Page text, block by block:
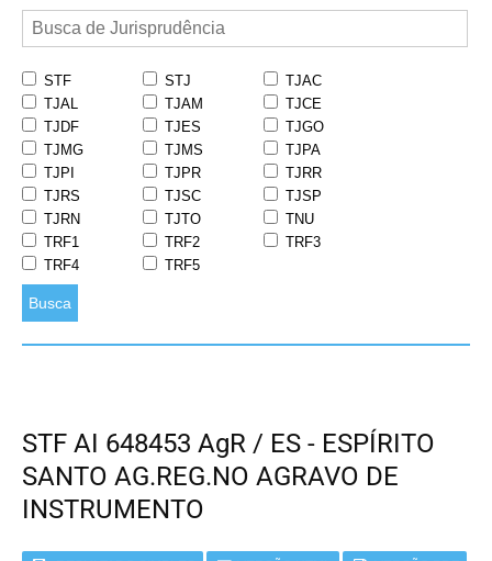
STF STJ
TJAC
TJAL
TJAM
TJCE
TJDF
TJES
TJGO
TJMG
TJMS
TJPA
TJPI
TJPR
TJRR
TJRS
TJSC
TJSP
TJRN
TJTO
TNU
TRF1
TRF2
TRF3
TRF4
TRF5
Busca
STF AI 648453 AgR / ES - ESPÍRITO
SANTO AG.REG.NO AGRAVO DE
INSTRUMENTO